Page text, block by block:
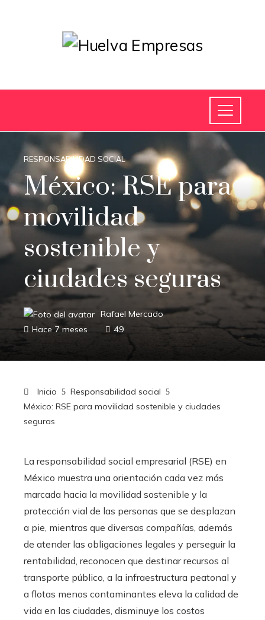
RESPONSABILIDAD SOCIAL
México: RSE para
movilidad
sostenible y
ciudades seguras
Rafael Mercado
Hace 7 meses
49
Inicio
Responsabilidad social
México: RSE para movilidad sostenible y ciudades
seguras
La responsabilidad social empresarial (RSE) en
México muestra una orientación cada vez más
marcada hacia la movilidad sostenible y la
protección vial de las personas que se desplazan
a pie, mientras que diversas compañías, además
de atender las obligaciones legales y perseguir la
rentabilidad, reconocen que destinar recursos al
transporte público, a la infraestructura peatonal y
a flotas menos contaminantes eleva la calidad de
vida en las ciudades, disminuye los costos